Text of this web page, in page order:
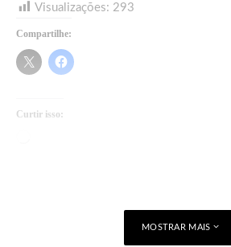
Visualizações: 293
Compartilhe:
Curtir isso:
MOSTRAR MAIS